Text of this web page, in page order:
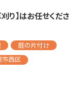
り】はお任せくださ
庭の片付け
市西区